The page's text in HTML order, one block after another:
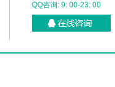
QQ咨询: 9: 00-23: 00